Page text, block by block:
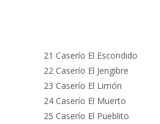
21 Caserío El Escondido
22 Caserío El Jengibre
23 Caserío El Limón
24 Caserío El Muerto
25 Caserío El Pueblito